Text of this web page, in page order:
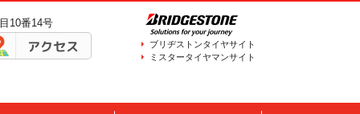
10番14号
アクセス
ブリヂストンタイヤサイト
ミスタータイヤマンサイト